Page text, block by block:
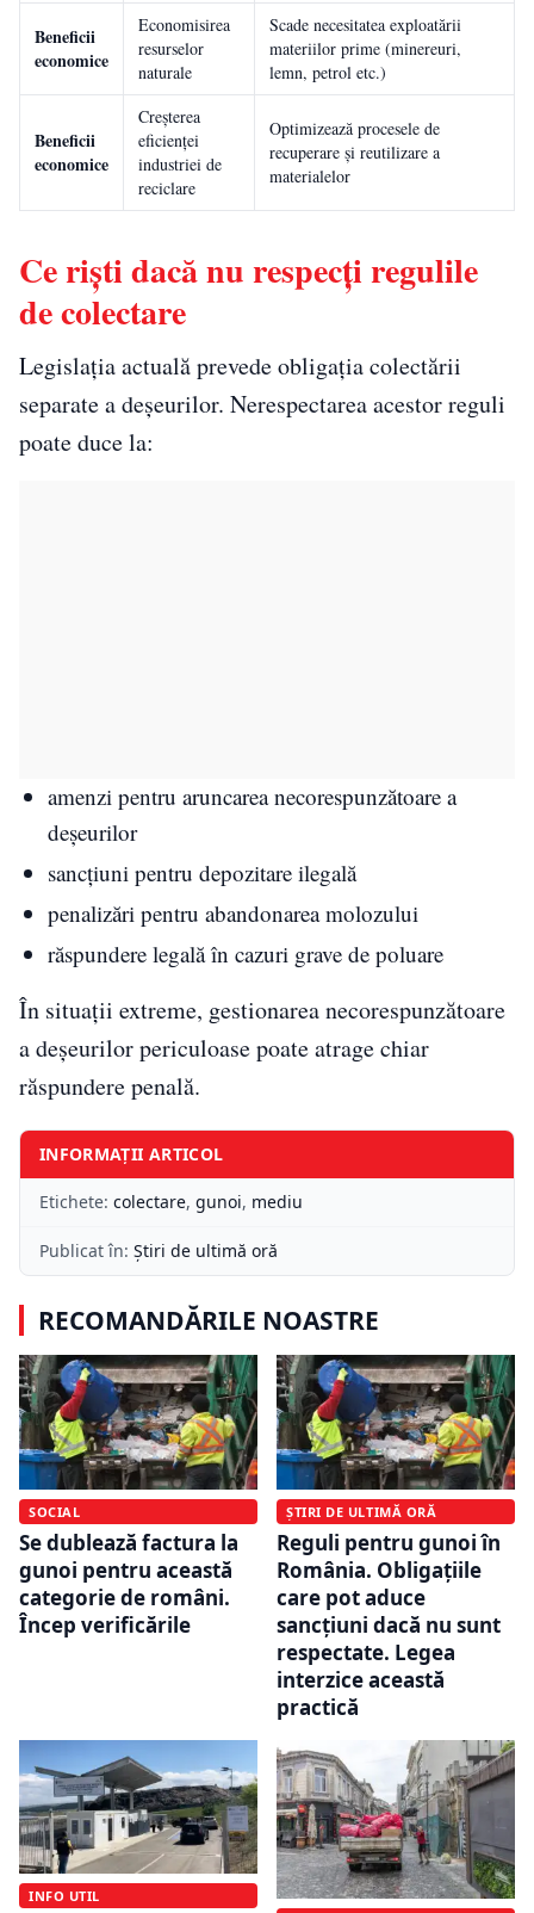
Beneficii
economice
Economisirea
resurselor
naturale
Scade necesitatea exploatării
materiilor prime (minereuri,
lemn, petrol etc.)
Beneficii
economice
Creșterea
eficienței
industriei de
reciclare
Optimizează procesele de
recuperare și reutilizare a
materialelor
Ce riști dacă nu respecți regulile
de colectare
Legislația actuală prevede obligația colectării
separate a deșeurilor. Nerespectarea acestor reguli
poate duce la:
amenzi pentru aruncarea necorespunzătoare a
deșeurilor
sancțiuni pentru depozitare ilegală
penalizări pentru abandonarea molozului
răspundere legală în cazuri grave de poluare
În situații extreme, gestionarea necorespunzătoare
a deșeurilor periculoase poate atrage chiar
răspundere penală.
INFORMAȚII ARTICOL
Etichete: colectare, gunoi, mediu
Publicat în: Știri de ultimă oră
RECOMANDĂRILE NOASTRE
SOCIAL
Se dublează factura la
gunoi pentru această
categorie de români.
Încep verificările
ȘTIRI DE ULTIMĂ ORĂ
Reguli pentru gunoi în
România. Obligațiile
care pot aduce
sancțiuni dacă nu sunt
respectate. Legea
interzice această
practică
INFO UTIL